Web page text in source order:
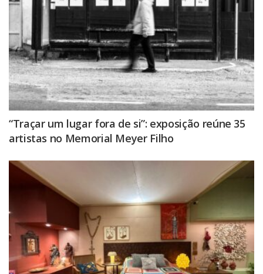
“Traçar um lugar fora de si”: exposição reúne 35
artistas no Memorial Meyer Filho